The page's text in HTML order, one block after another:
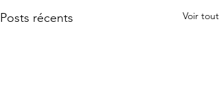
Posts récents Voir tout